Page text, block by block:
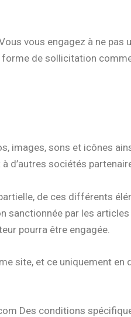
vous engagez à ne pas
de sollicitation
images, sons et icônes
d’autres sociétés
de ces différents
sanctionnée par les
pourra être engagée.
site, et ce uniquement en
Des conditions